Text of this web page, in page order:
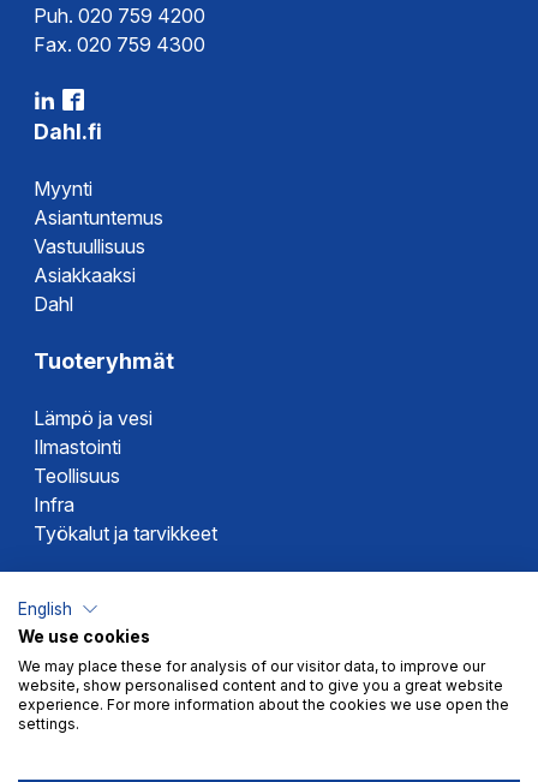
Puh. 020 759 4200
Fax. 020 759 4300
Dahl.fi
Myynti
Asiantuntemus
Vastuullisuus
Asiakkaaksi
Dahl
Tuoteryhmät
Lämpö ja vesi
Ilmastointi
Teollisuus
Infra
Työkalut ja tarvikkeet
Altech
Alterna
Novipro
Votec
English
We use cookies
We may place these for analysis of our visitor data, to improve our
website, show personalised content and to give you a great website
experience. For more information about the cookies we use open the
settings.